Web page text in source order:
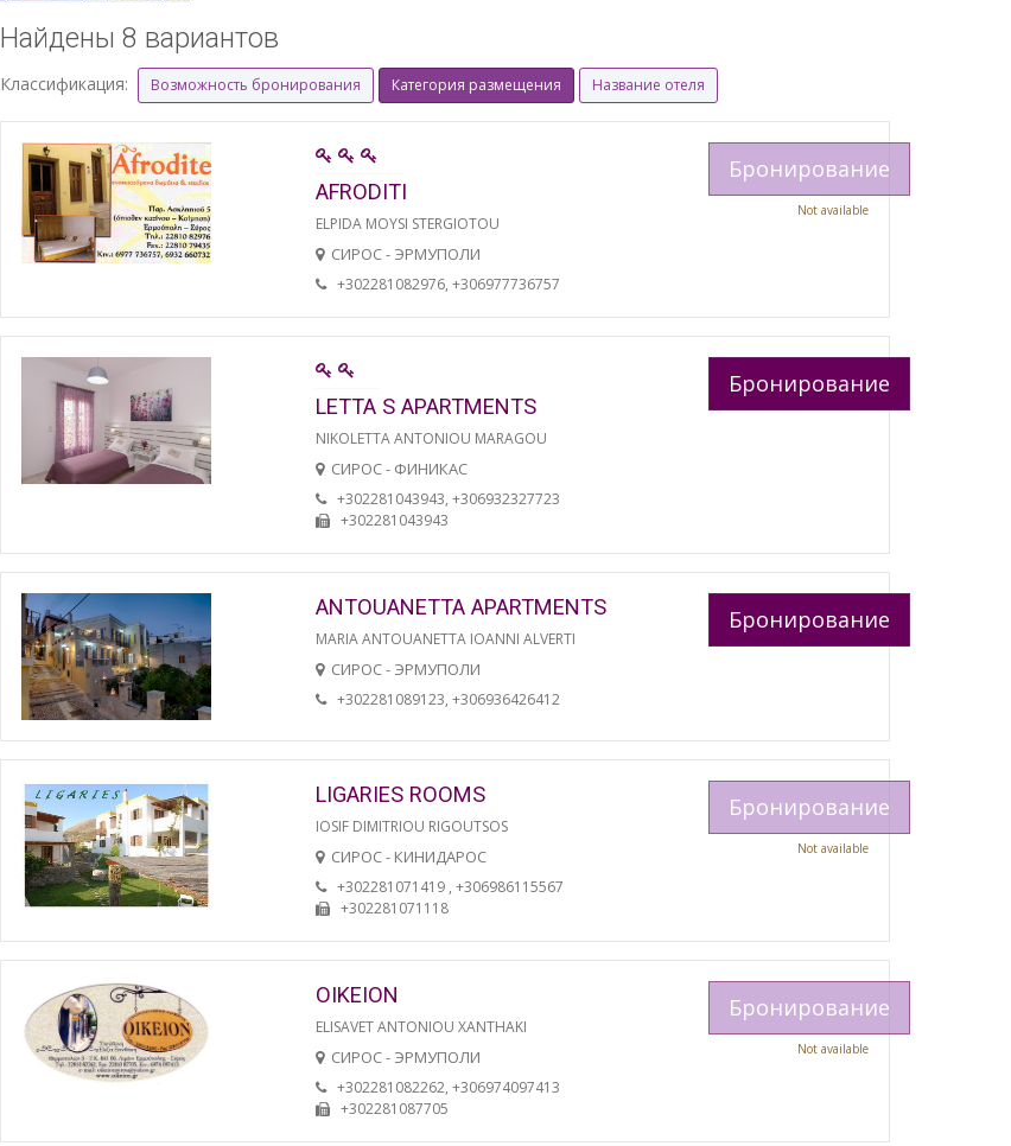
Найдены 8 вариантов
Классификация: Возможность бронирования Категория размещения Название отеля
AFRODITI
ELPIDA MOYSI STERGIOTOU
СИРОС - ЭРМУПОЛИ
+302281082976, +306977736757
Бронирование
Not available
LETTA S APARTMENTS
NIKOLETTA ANTONIOU MARAGOU
СИРОС - ФИНИКАС
+302281043943, +306932327723
+302281043943
Бронирование
ANTOUANETTA APARTMENTS
MARIA ANTOUANETTA IOANNI ALVERTI
СИРОС - ЭРМУПОЛИ
+302281089123, +306936426412
Бронирование
LIGARIES ROOMS
IOSIF DIMITRIOU RIGOUTSOS
СИРОС - КИНИДАРОС
+302281071419 , +306986115567
+302281071118
Бронирование
Not available
OIKEION
ELISAVET ANTONIOU XANTHAKI
СИРОС - ЭРМУПОЛИ
+302281082262, +306974097413
+302281087705
Бронирование
Not available